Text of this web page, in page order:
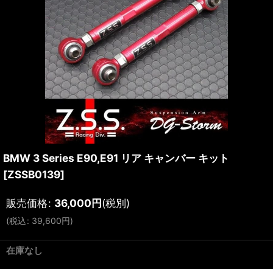
BMW 3 Series E90,E91 リア キャンバー キット
[ZSSB0139]
販売価格: 36,000円(税別)
(税込: 39,600円)
在庫なし